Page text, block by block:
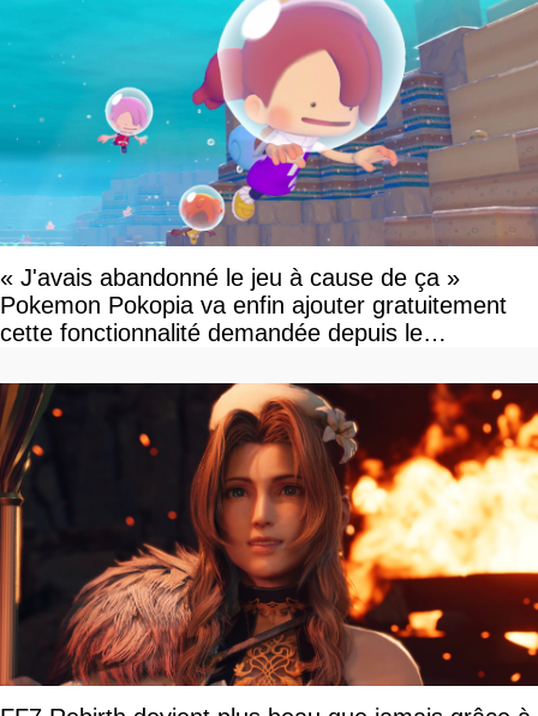
« J'avais abandonné le jeu à cause de ça »
Pokemon Pokopia va enfin ajouter gratuitement
cette fonctionnalité demandée depuis le